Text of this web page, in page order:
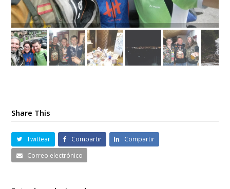
Share This
Twittear Compartir
Compartir
Correo electrónico